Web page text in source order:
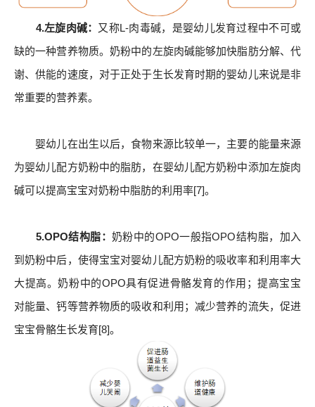
4.左旋肉碱： 又称L-肉毒碱，是婴幼儿发育过程中不可或
缺的一种营养物质。奶粉中的左旋肉碱能够加快脂肪分解、代
谢、供能的速度，对于正处于生长发育时期的婴幼儿来说是非
常重要的营养素。
婴幼儿在出生以后，食物来源比较单一，主要的能量来源
为婴幼儿配方奶粉中的脂肪，在婴幼儿配方奶粉中添加左旋肉
碱可以提高宝宝对奶粉中脂肪的利用率[7]。
5.OPO结构脂：奶粉中的OPO一般指OPO结构脂，加入
到奶粉中后，使得宝宝对婴幼儿配方奶粉的吸收率和利用率大
大提高。奶粉中的OPO具有促进骨骼发育的作用；提高宝宝
对能量、钙等营养物质的吸收和利用；减少营养的流失，促进
宝宝骨骼生长发育[8]。